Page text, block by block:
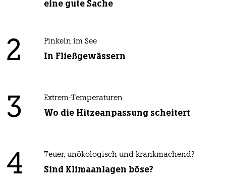
eine gute Sache
2 Pinkeln im See
In Fließgewässern
3 Extrem-Temperaturen
Wo die Hitzeanpassung scheitert
4 Teuer, unökologisch und krankmachend?
Sind Klimaanlagen böse?